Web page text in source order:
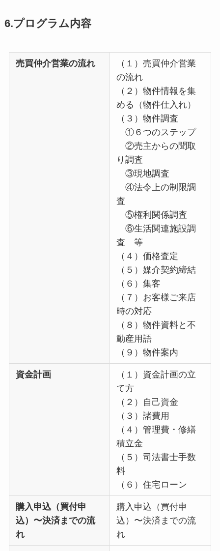
6.プログラム内容
売買仲介営業の流れ
（１）売買仲介営業
の流れ
（２）物件情報を集
める（物件仕入れ）
（３）物件調査
①６つのステップ
②売主からの聞取
り調査
③現地調査
④法令上の制限調
査
⑤権利関係調査
⑥生活関連施設調
査 等
（４）価格査定
（５）媒介契約締結
（６）集客
（７）お客様ご来店
時の対応
（８）物件資料と不
動産用語
（９）物件案内
資金計画
（１）資金計画の立
て方
（２）自己資金
（３）諸費用
（４）管理費・修繕
積立金
（５）司法書士手数
料
（６）住宅ローン
購入申込（買付申
込）〜決済までの流
れ
購入申込（買付申
込）〜決済までの流
れ